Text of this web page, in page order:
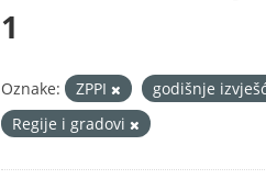
1
Oznake: ZPPI godišnje
Regije i gradovi